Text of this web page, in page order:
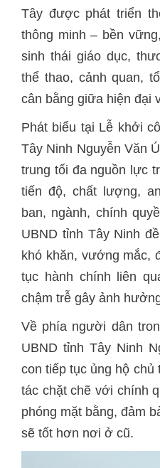
Tây được phát triển
thông minh – bền
sinh thái giáo dục,
thể thao, cảnh quan,
cân bằng giữa hiện đại
Phát biểu tại Lễ khởi
Tây Ninh Nguyễn Văn
trung tối đa nguồn lực
tiến độ, chất lượng,
ban, ngành, chính
UBND tỉnh Tây Ninh
khó khăn, vướng mắc,
tục hành chính liên
chậm trễ gây ảnh
Về phía người dân
UBND tỉnh Tây Ninh
con tiếp tục ủng hộ
tác chặt chẽ với chính
phóng mặt bằng, đảm
sẽ tốt hơn nơi ở cũ.